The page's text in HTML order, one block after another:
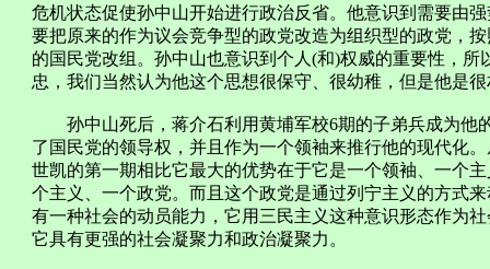
危机状态促使孙中山开始进行政治反省。他意识到需要由
要把原来的作为议会竞争型的政党改造为组织型的政党，
的国民党改组。孙中山也意识到个人(和)权威的重要性，
忠，我们当然认为他这个思想很保守、很幼稚，但是他是
孙中山死后，蒋介石利用黄埔军校6期的子弟兵成为他
了国民党的领导权，并且作为一个领袖来推行他的现代化
世凯的第一期相比它最大的优势在于它是一个领袖、一个
个主义、一个政党。而且这个政党是通过列宁主义的方式
有一种社会的动员能力，它用三民主义这种意识形态作为
它具有更强的社会凝聚力和政治凝聚力。